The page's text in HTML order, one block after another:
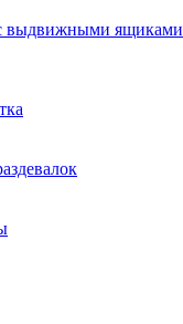
выдвижными ящиками